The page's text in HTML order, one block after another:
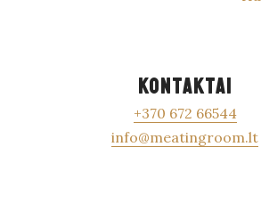
KONTAKTAI
+370 672 66544
info@meatingroom.lt